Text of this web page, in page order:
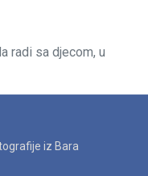
radi sa djecom, u
iz Bara